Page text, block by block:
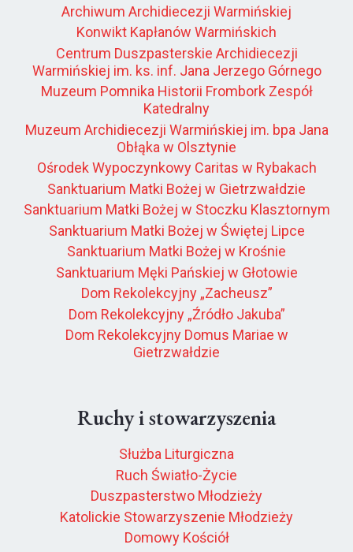
Archiwum Archidiecezji Warmińskiej
Konwikt Kapłanów Warmińskich
Centrum Duszpasterskie Archidiecezji
Warmińskiej im. ks. inf. Jana Jerzego Górnego
Muzeum Pomnika Historii Frombork Zespół
Katedralny
Muzeum Archidiecezji Warmińskiej im. bpa Jana
Obłąka w Olsztynie
Ośrodek Wypoczynkowy Caritas w Rybakach
Sanktuarium Matki Bożej w Gietrzwałdzie
Sanktuarium Matki Bożej w Stoczku Klasztornym
Sanktuarium Matki Bożej w Świętej Lipce
Sanktuarium Matki Bożej w Krośnie
Sanktuarium Męki Pańskiej w Głotowie
Dom Rekolekcyjny „Zacheusz”
Dom Rekolekcyjny „Źródło Jakuba”
Dom Rekolekcyjny Domus Mariae w
Gietrzwałdzie
Ruchy i stowarzyszenia
Służba Liturgiczna
Ruch Światło-Życie
Duszpasterstwo Młodzieży
Katolickie Stowarzyszenie Młodzieży
Domowy Kościół